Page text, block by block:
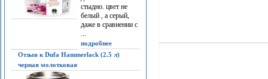
стыдно. цвет не
белый , а серый,
даже в сравнении с
...
подробнее
Отзыв к Dufa Hammerlack (2.5 л)
черная молотковая